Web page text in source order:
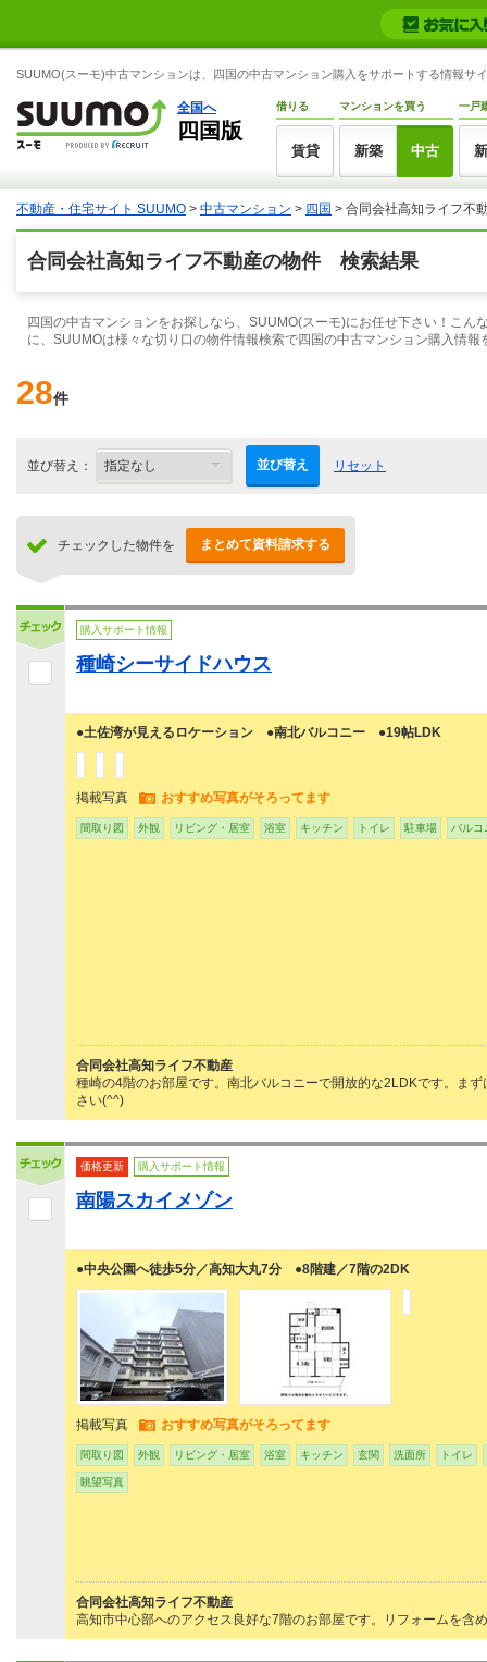
SUUMO(スーモ)中古マンションは、四国の中古マンション購入をサポートする情報サ
全国へ
四国版
借りる
賃貸
マンションを買う
新築 中古
一戸
不動産・住宅サイト SUUMO > 中古マンション > 四国 > 合同会社高知ライフ不
合同会社高知ライフ不動産の物件 検索結果
四国の中古マンションをお探しなら、SUUMO(スーモ)にお任せ下さい！こ
に、SUUMOは様々な切り口の物件情報検索で四国の中古マンション購入情報
28件
並び替え： 並び替え リセット
チェックした物件を まとめて資料請求する
購入サポート情報
種崎シーサイドハウス
●土佐湾が見えるロケーション ●南北バルコニー ●19帖LDK
掲載写真 おすすめ写真がそろってます
間取り図 外観 リビング・居室 浴室 キッチン トイレ 駐車場 バルコ
合同会社高知ライフ不動産
種崎の4階のお部屋です。南北バルコニーで開放的な2LDKです。ま
さい(^^)
価格更新 購入サポート情報
南陽スカイメゾン
●中央公園へ徒歩5分／高知大丸7分 ●8階建／7階の2DK
掲載写真 おすすめ写真がそろってます
間取り図 外観 リビング・居室 浴室 キッチン 玄関 洗面所 トイレ
眺望写真
合同会社高知ライフ不動産
高知市中心部へのアクセス良好な7階のお部屋です。リフォームを